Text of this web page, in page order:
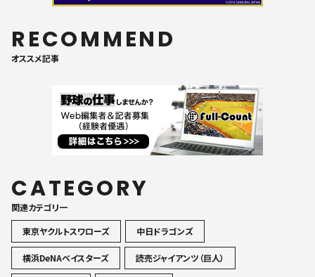
RECOMMEND
オススメ記事
CATEGORY
関連カテゴリ一
東京ヤクルトスワローズ
中日ドラゴンズ
横浜DeNAベイスターズ 読売ジャイアンツ（巨人）